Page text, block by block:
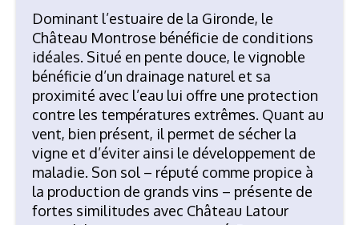
Dominant l’estuaire de la Gironde, le
Château Montrose bénéficie de conditions
idéales. Situé en pente douce, le vignoble
bénéficie d’un drainage naturel et sa
proximité avec l’eau lui offre une protection
contre les températures extrêmes. Quant au
vent, bien présent, il permet de sécher la
vigne et d’éviter ainsi le développement de
maladie. Son sol – réputé comme propice à
la production de grands vins – présente de
fortes similitudes avec Château Latour